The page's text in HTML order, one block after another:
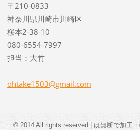
〒210-0833
神奈川県川崎市川崎区
桜本2-38-10
080-6554-7997
担当：大竹
ohtake1503@gmail.com
© 2014 All rights reserved.| は無断で加工